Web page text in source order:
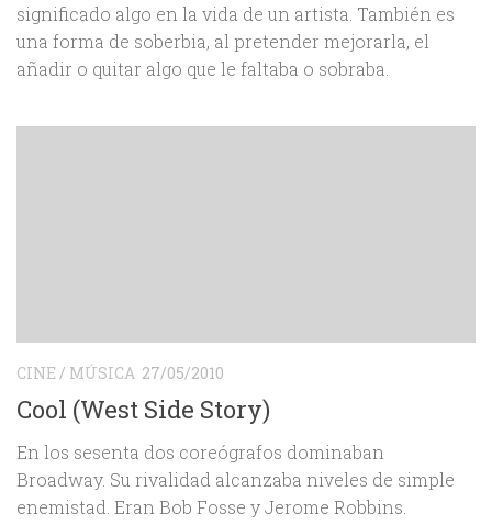
significado algo en la vida de un artista. También es
una forma de soberbia, al pretender mejorarla, el
añadir o quitar algo que le faltaba o sobraba.
CINE / MÚSICA 27/05/2010
Cool (West Side Story)
En los sesenta dos coreógrafos dominaban
Broadway. Su rivalidad alcanzaba niveles de simple
enemistad. Eran Bob Fosse y Jerome Robbins.